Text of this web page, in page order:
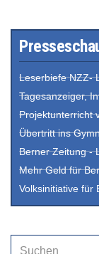
Leserbiefe NZZ-
Tagesanzeiger,
Projektunterricht
Übertritt ins
Berner Zeitung -
Mehr Geld für
Volksinitiative für